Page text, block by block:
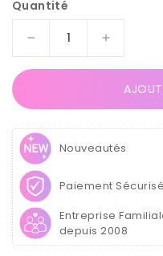
Quantité
Réduire
Vernis
Semi
Permanent
UV
/
LED
-
Soft
Berry
Vernis
Semi
-
Soft
Berry
Nouveautés
Paiement Sécurisé
Entreprise
depuis 2008